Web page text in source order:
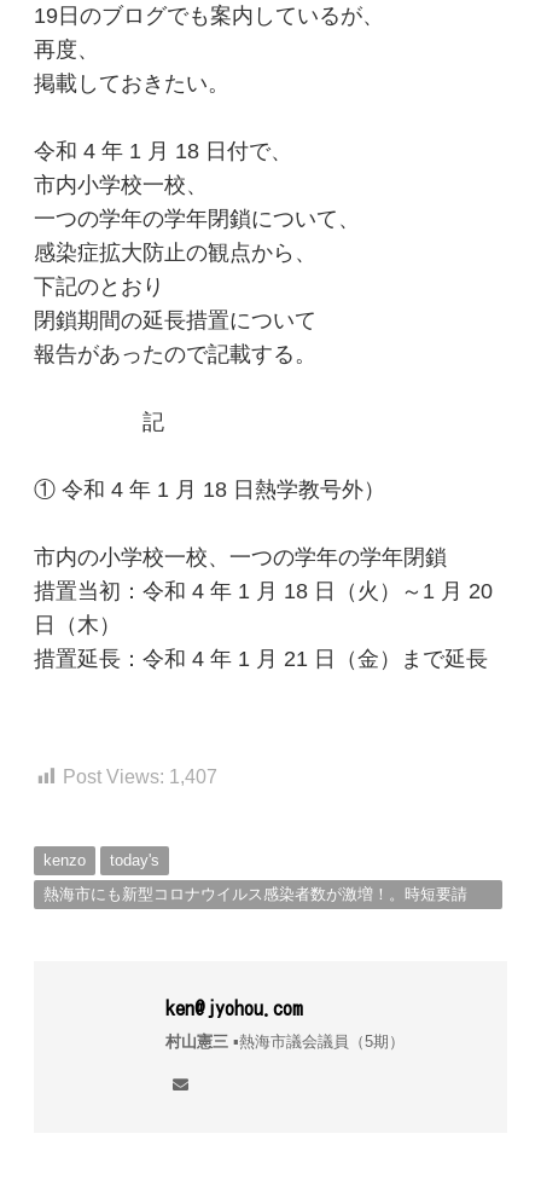
19日のブログでも案内しているが、
再度、
掲載しておきたい。
令和 4 年 1 月 18 日付で、
市内小学校一校、
一つの学年の学年閉鎖について、
感染症拡大防止の観点から、
下記のとおり
閉鎖期間の延長措置について
報告があったので記載する。
記
① 令和 4 年 1 月 18 日熱学教号外）
市内の小学校一校、一つの学年の学年閉鎖
措置当初：令和 4 年 1 月 18 日（火）～ 1 月 20
日（木）
措置延長：令和 4 年 1 月 21 日（金）まで延長
Post Views: 1,407
kenzo
today's
熱海市にも新型コロナウイルス感染者数が激増！。時短要請
ken@jyohou.com
村山憲三▪︎熱海市議会議員（5期）